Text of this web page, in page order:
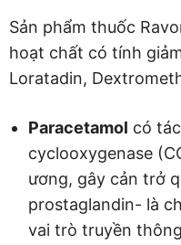
Sản phẩm thuốc
hoạt chất có tính
Loratadin,
Paracetamol có
cyclooxygenase
ương, gây cản trở
prostaglandin- là
vai trò truyền